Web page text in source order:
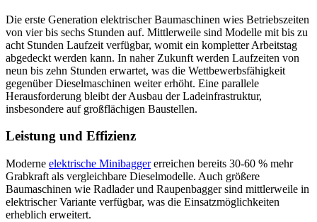
Die erste Generation elektrischer Baumaschinen wies Betriebszeiten
von vier bis sechs Stunden auf. Mittlerweile sind Modelle mit bis zu
acht Stunden Laufzeit verfügbar, womit ein kompletter Arbeitstag
abgedeckt werden kann. In naher Zukunft werden Laufzeiten von
neun bis zehn Stunden erwartet, was die Wettbewerbsfähigkeit
gegenüber Dieselmaschinen weiter erhöht. Eine parallele
Herausforderung bleibt der Ausbau der Ladeinfrastruktur,
insbesondere auf großflächigen Baustellen.
Leistung und Effizienz
Moderne elektrische Minibaggererreichen bereits 30-60 % mehr
Grabkraft als vergleichbare Dieselmodelle. Auch größere
Baumaschinen wie Radlader und Raupenbagger sind mittlerweile in
elektrischer Variante verfügbar, was die Einsatzmöglichkeiten
erheblich erweitert.